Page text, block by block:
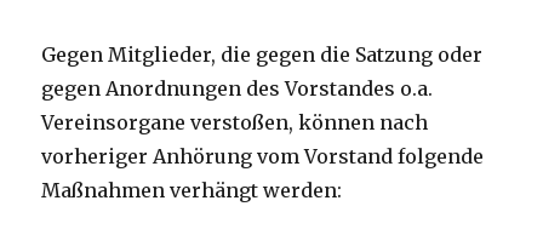
Gegen Mitglieder, die gegen die Satzung oder
gegen Anordnungen des Vorstandes o.a.
Vereinsorgane verstoßen, können nach
vorheriger Anhörung vom Vorstand folgende
Maßnahmen verhängt werden: